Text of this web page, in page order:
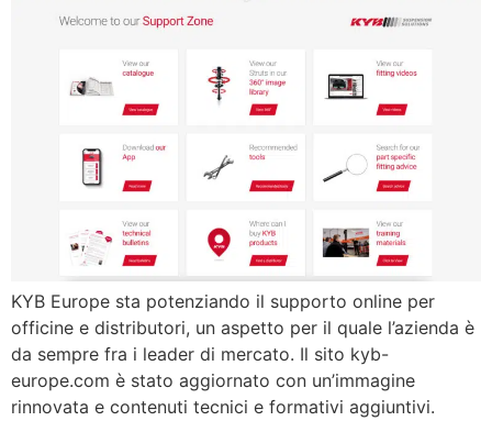
KYB Europe sta potenziando il supporto online per
officine e distributori, un aspetto per il quale l’azienda è
da sempre fra i leader di mercato. Il sito kyb-
europe.com è stato aggiornato con un’immagine
rinnovata e contenuti tecnici e formativi aggiuntivi.